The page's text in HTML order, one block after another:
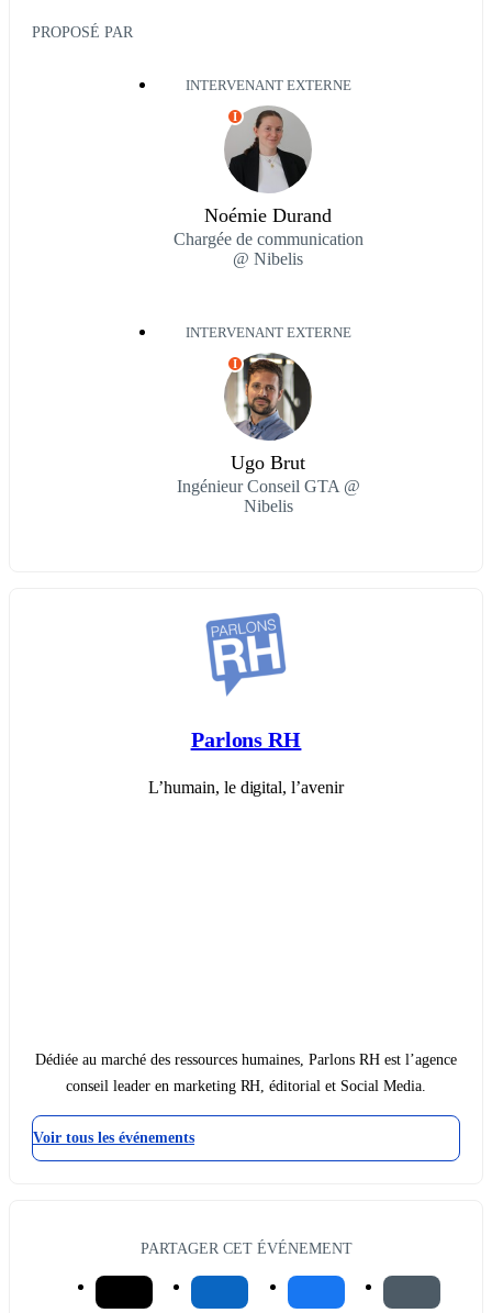
PROPOSÉ PAR
INTERVENANT EXTERNE
I
Noémie Durand
Chargée de communication
@ Nibelis
INTERVENANT EXTERNE
I
Ugo Brut
Ingénieur Conseil GTA @
Nibelis
Parlons RH
L’humain, le digital, l’avenir
Dédiée au marché des ressources humaines, Parlons RH est l’agence
conseil leader en marketing RH, éditorial et Social Media.
Voir tous les événements
PARTAGER CET ÉVÉNEMENT